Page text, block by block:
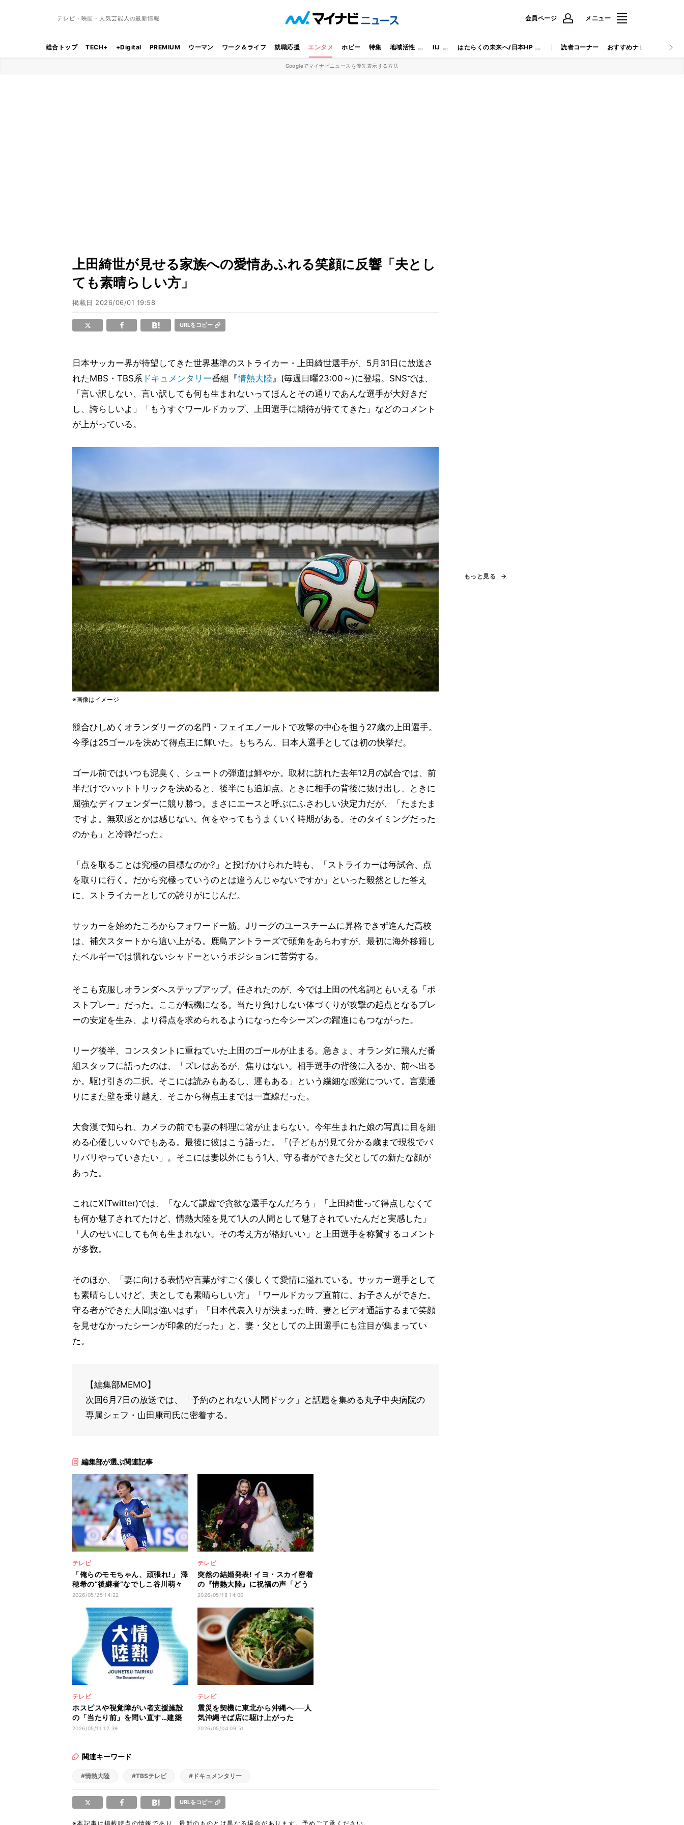
テレビ・映画・人気芸能人の最新情報 会員ページ メニュー
総合トップ TECH+ +Digital PREMIUM ウーマン ワーク＆ライフ 就職応援 エンタメ ホビー 特集 地域活性 IIJ はたらくの未来へ/日本HP 読者コーナー おすすめナビ マイナビ
Googleでマイナビニュースを優先表示する方法
上田綺世が見せる家族への愛情あふれる笑顔に反響「夫とし
ても素晴らしい方」
掲載日 2026/06/01 19:58
URLをコピー
日本サッカー界が待望してきた世界基準のストライカー・上田綺世選手が、5月31日に放送さ
れたMBS・TBS系 ドキュメンタリー番組『情熱大陸』(毎週日曜23:00～)に登場。SNSでは、
「言い訳しない、言い訳しても何も生まれないってほんとその通りであんな選手が大好きだ
し、誇らしいよ」「もうすぐワールドカップ、上田選手に期待が持ててきた」などのコメント
が上がっている。
※画像はイメージ
競合ひしめくオランダリーグの名門・フェイエノールトで攻撃の中心を担う27歳の上田選手。
今季は25ゴールを決めて得点王に輝いた。もちろん、日本人選手としては初の快挙だ。
ゴール前ではいつも泥臭く、シュートの弾道は鮮やか。取材に訪れた去年12月の試合では、前
半だけでハットトリックを決めると、後半にも追加点。ときに相手の背後に抜け出し、ときに
屈強なディフェンダーに競り勝つ。まさにエースと呼ぶにふさわしい決定力だが、「たまたま
ですよ。無双感とかは感じない。何をやってもうまくいく時期がある。そのタイミングだった
のかも」と冷静だった。
「点を取ることは究極の目標なのか?」と投げかけられた時も、「ストライカーは毎試合、点
を取りに行く。だから究極っていうのとは違うんじゃないですか」といった毅然とした答え
に、ストライカーとしての誇りがにじんだ。
サッカーを始めたころからフォワード一筋。Jリーグのユースチームに昇格できず進んだ高校
は、補欠スタートから這い上がる。鹿島アントラーズで頭角をあらわすが、最初に海外移籍し
たベルギーでは慣れないシャドーというポジションに苦労する。
そこも克服しオランダへステップアップ。任されたのが、今では上田の代名詞ともいえる「ポ
ストプレー」だった。ここが転機になる。当たり負けしない体づくりが攻撃の起点となるプレ
ーの安定を生み、より得点を求められるようになった今シーズンの躍進にもつながった。
リーグ後半、コンスタントに重ねていた上田のゴールが止まる。急きょ、オランダに飛んだ番
組スタッフに語ったのは、「ズレはあるが、焦りはない。相手選手の背後に入るか、前へ出る
か。駆け引きの二択。そこには読みもあるし、運もある」という繊細な感覚について。言葉通
りにまた壁を乗り越え、そこから得点王までは一直線だった。
大食漢で知られ、カメラの前でも妻の料理に箸が止まらない。今年生まれた娘の写真に目を細
める心優しいパパでもある。最後に彼はこう語った。「(子どもが)見て分かる歳まで現役でバ
リバリやっていきたい」。そこには妻以外にもう1人、守る者ができた父としての新たな顔が
あった。
これにX(Twitter)では、「なんて謙虚で貪欲な選手なんだろう」「上田綺世って得点しなくて
も何か魅了されてたけど、情熱大陸を見て1人の人間として魅了されていたんだと実感した」
「人のせいにしても何も生まれない。その考え方が格好いい」と上田選手を称賛するコメント
が多数。
そのほか、「妻に向ける表情や言葉がすごく優しくて愛情に溢れている。サッカー選手として
も素晴らしいけど、夫としても素晴らしい方」「ワールドカップ直前に、お子さんができた。
守る者ができた人間は強いはず」「日本代表入りが決まった時、妻とビデオ通話するまで笑顔
を見せなかったシーンが印象的だった」と、妻・父としての上田選手にも注目が集まってい
た。
【編集部MEMO】
次回6月7日の放送では、「予約のとれない人間ドック」と話題を集める丸子中央病院の
専属シェフ・山田康司氏に密着する。
編集部が選ぶ関連記事
テレビ
「俺らのモモちゃん、頑張れ!」 澤
穂希の“後継者”なでしこ谷川萌々
子の『情熱大陸』に反響
2026/05/25 14:22
テレビ
突然の結婚発表! イヨ・スカイ密着
の『情熱大陸』に祝福の声「どう
ぞ、ずっとお幸せに!」
2026/05/18 14:00
テレビ
ホスピスや視覚障がい者支援施設
の「当たり前」を問い直す…建築
家・山崎健太郎氏の哲学に反響
2026/05/11 12:39
テレビ
震災を契機に東北から沖縄へ──人
気沖縄そば店に駆け上がった
「EIBUN」店主に感動の声「こん
2026/05/04 09:51
関連キーワード
#情熱大陸 #TBSテレビ #ドキュメンタリー
URLをコピー
※本記事は掲載時点の情報であり、最新のものとは異なる場合があります。予めご了承ください。
もっと見る